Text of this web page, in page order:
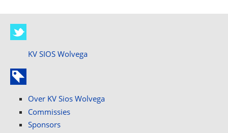
KV SIOS Wolvega
Over KV Sios Wolvega
Commissies
Sponsors